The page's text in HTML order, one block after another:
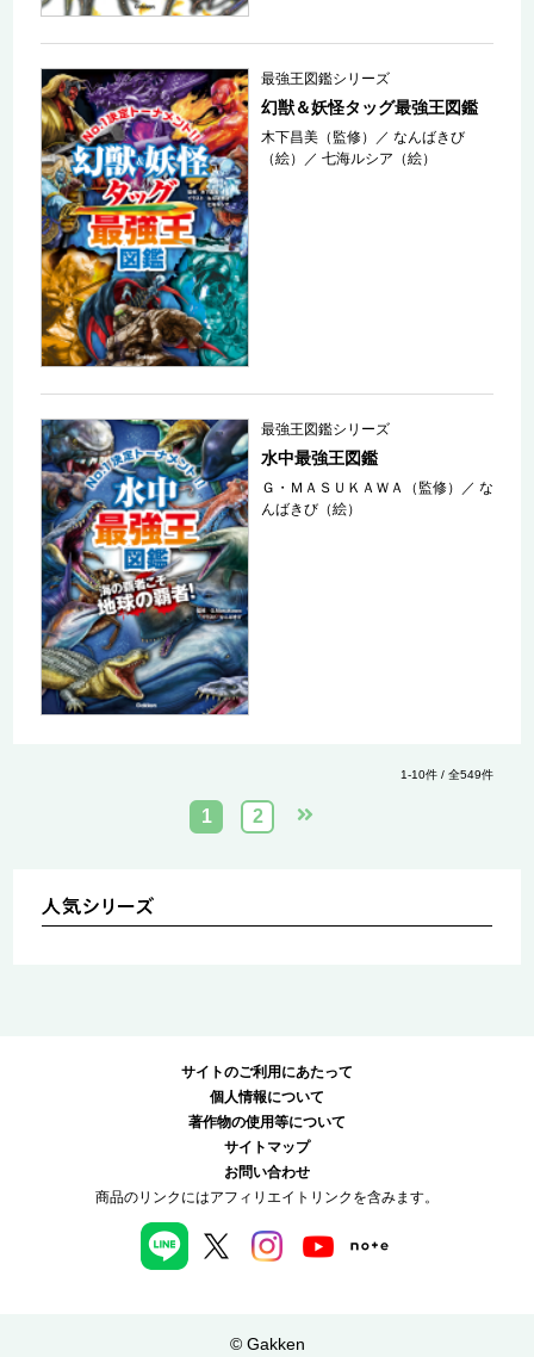
最強王図鑑シリーズ
幻獣＆妖怪タッグ最強王図鑑
木下昌美（監修） ／なんばきび
（絵）
／七海ルシア（絵）
最強王図鑑シリーズ
水中最強王図鑑
Ｇ・ＭＡＳＵＫＡＷＡ（監修） ／な
んばきび（絵）
1-10件 / 全549件
1 2
サイトのご利用にあたって
個人情報について
著作物の使用等について
サイトマップ
お問い合わせ
商品のリンクにはアフィリエイトリンクを含みます。
© Gakken